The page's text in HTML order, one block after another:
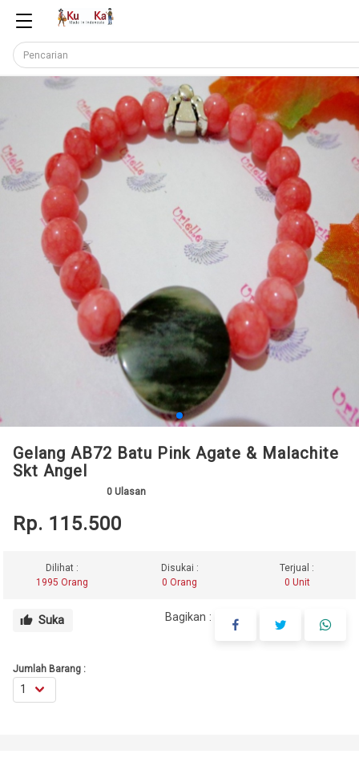
Gelang AB72 Batu Pink Agate & Malachite
Skt Angel
0 Ulasan
Rp. 115.500
Dilihat :
1995 Orang
Disukai :
0 Orang
Terjual :
0 Unit
thumb_up Suka Bagikan :
Jumlah Barang :